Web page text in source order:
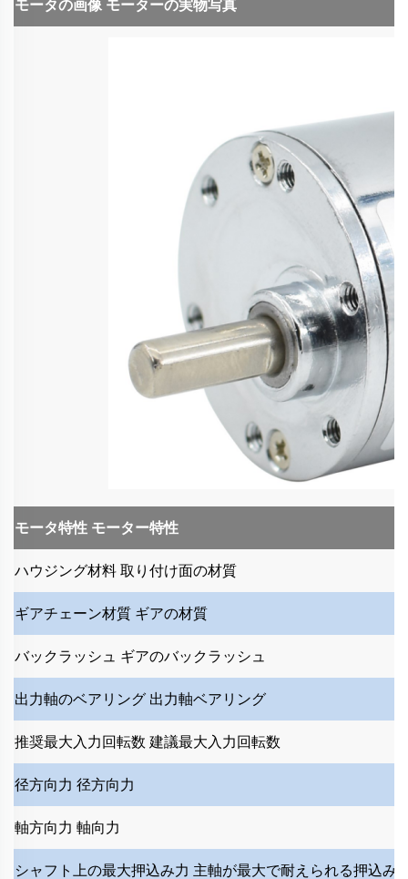
モータの画像 モーターの実物写真
モータ特性 モーター特性
ハウジング材料 取り付け面の材質
ギアチェーン材質 ギアの材質
バックラッシュ ギアのバックラッシュ
出力軸のベアリング 出力軸ベアリング
推奨最大入力回転数 建議最大入力回転数
径方向力 径方向力
軸方向力 軸向力
シャフト上の最大押込み力 主軸が最大で耐えられる押込み